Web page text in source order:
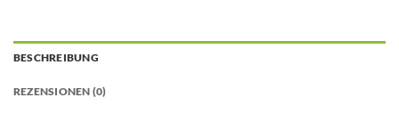
BESCHREIBUNG
REZENSIONEN (0)